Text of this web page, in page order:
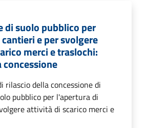
di suolo pubblico per
e per svolgere
merci e traslochi:
rilascio della concessione di
pubblico per l'apertura di
attività di scarico merci e